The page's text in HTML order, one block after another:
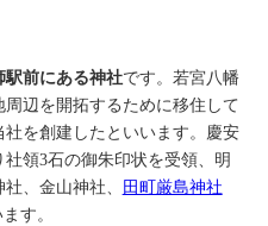
駅前にある神社です。若宮八幡
辺を開拓するために移住して
社を創建したといいます。慶安
領3石の御朱印状を受領、明
、金山神社、
田町厳島神社
す。